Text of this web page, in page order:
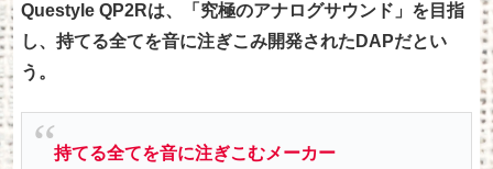
Questyle QP2Rは、「究極のアナログサウンド」を目指
し、持てる全てを音に注ぎこみ開発されたDAPだとい
う。
持てる全てを音に注ぎこむメーカー